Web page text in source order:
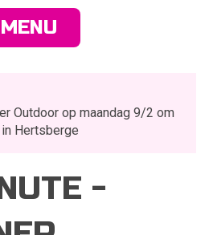
MENU
Outdoor op maandag 9/2 om
Hertsberge
-